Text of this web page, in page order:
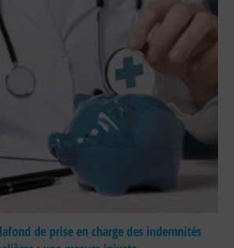
de prise en charge des indemnités